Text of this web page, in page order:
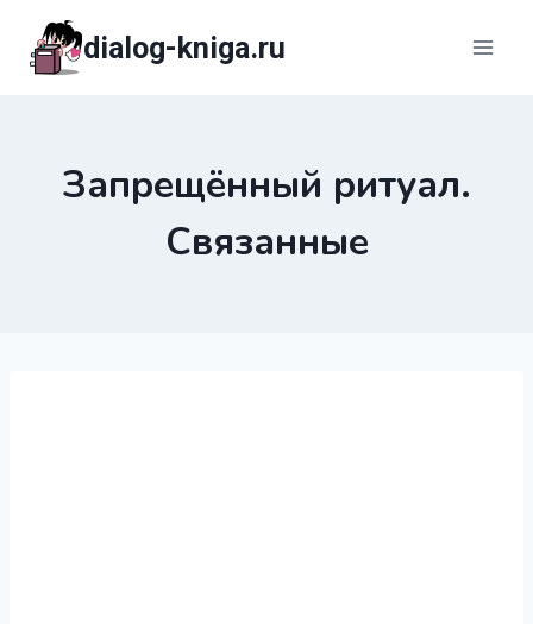
содержимому
dialog-kniga.ru
Запрещённый ритуал.
Связанные